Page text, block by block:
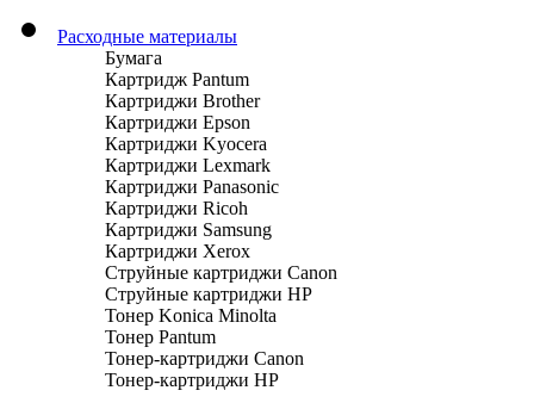
Расходные материалы
Бумага
Картридж Pantum
Картриджи Brother
Картриджи Epson
Картриджи Kyocera
Картриджи Lexmark
Картриджи Panasonic
Картриджи Ricoh
Картриджи Samsung
Картриджи Xerox
Струйные картриджи Canon
Струйные картриджи HP
Тонер Konica Minolta
Тонер Pantum
Тонер-картриджи Canon
Тонер-картриджи HP